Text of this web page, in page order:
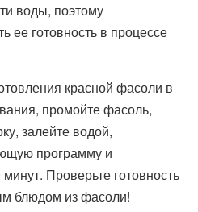
воды, поэтому
ее готовность в процессе
красной фасоли в
промойте фасоль,
залейте водой,
программу и
Проверьте готовность
блюдом из фасоли!